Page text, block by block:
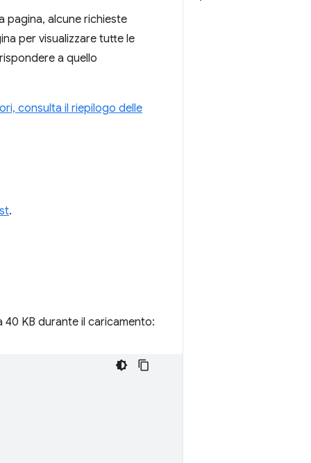
pagina, alcune richieste
per visualizzare tutte le
a quello
consulta il riepilogo delle
.
40 KB durante il caricamento: